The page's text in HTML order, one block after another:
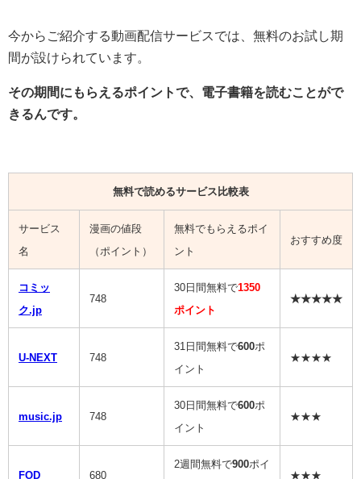
今からご紹介する動画配信サービスでは、無料のお試し期
間が設けられています。
その期間にもらえるポイントで、電子書籍を読むことがで
きるんです。
無料で読めるサービス比較表
サービス
名
漫画の値段
（ポイント）
無料でもらえるポイ
ント
おすすめ度
コミッ
ク.jp
748
30日間無料で1350
ポイント
★★★★★
U-NEXT 748
31日間無料で600ポ
イント
★★★★
music.jp 748
30日間無料で600ポ
イント
★★★
FOD 680
2週間無料で900ポイ
★★★